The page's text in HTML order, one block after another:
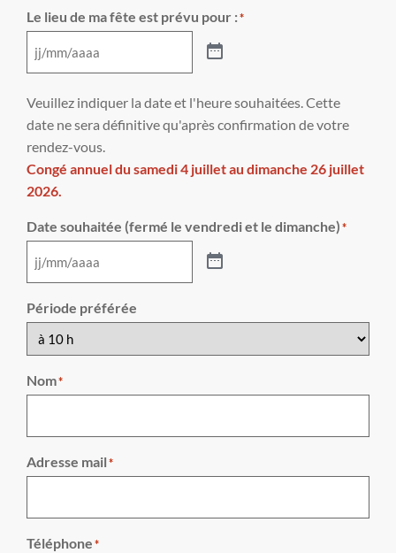
Le lieu de ma fête est prévu pour :*
Veuillez indiquer la date et l'heure souhaitées. Cette
date ne sera définitive qu'après confirmation de votre
rendez-vous.
Congé annuel du samedi 4 juillet au dimanche 26 juillet
2026.
Date souhaitée (fermé le vendredi et le dimanche)*
Période préférée
Nom*
Adresse mail*
Téléphone*